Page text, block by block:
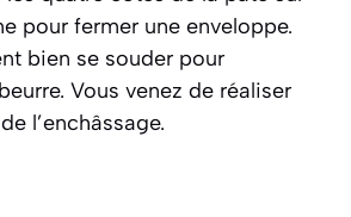
pour fermer une enveloppe.
bien se souder pour
Vous venez de réaliser
l’enchâssage.